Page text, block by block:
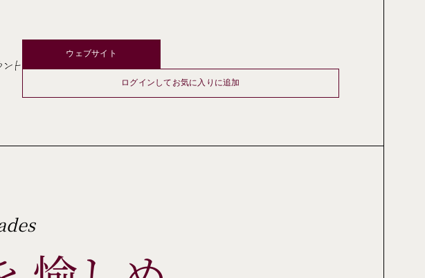
ト
ウェブサイト
ログインしてお気に入りに追加